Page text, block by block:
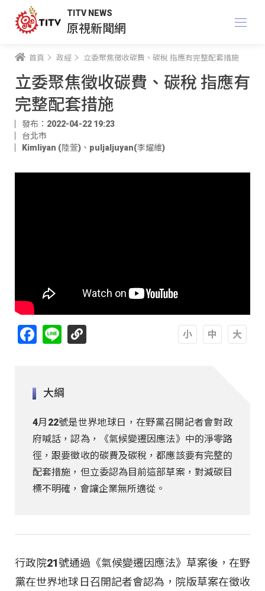
TITV NEWS
原視新聞網
首頁 政經 立委聚焦徵收碳費、碳稅 指應有完整配套措施
立委聚焦徵收碳費、碳稅 指應有
完整配套措施
發布：2022-04-22 19:23
台北市
Kimliyan (陸萱) 、 puljaljuyan(李耀維)
Facebook
Line
大綱
4月22號是世界地球日，在野黨召開記者會對政
府喊話，認為，《氣候變遷因應法》中的淨零路
徑，跟要徵收的碳費及碳稅，都應該要有完整的
配套措施，但立委認為目前這部草案，對減碳目
標不明確，會讓企業無所適從。
行政院21號通過《氣候變遷因應法》草案後，在野
黨在世界地球日召開記者會認為，院版草案在徵收